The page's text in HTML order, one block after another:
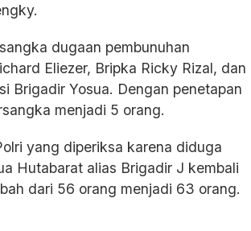
dugaan pembunuhan
Eliezer, Bripka Ricky Rizal, dan
Brigadir Yosua. Dengan penetapan
menjadi 5 orang.
yang diperiksa karena diduga
Hutabarat alias Brigadir J kembali
dari 56 orang menjadi 63 orang.